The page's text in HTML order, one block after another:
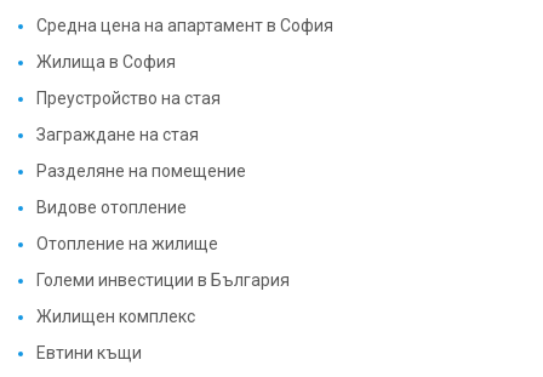
Средна цена на апартамент в София
Жилища в София
Преустройство на стая
Заграждане на стая
Разделяне на помещение
Видове отопление
Отопление на жилище
Големи инвестиции в България
Жилищен комплекс
Евтини къщи